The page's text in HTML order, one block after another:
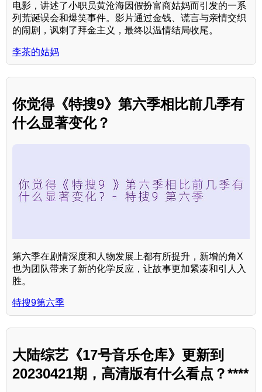
电影，讲述了小职员黄沧海因假扮富商姑妈而引发的一系
列荒诞误会和爆笑事件。影片通过金钱、谎言与亲情交织
的闹剧，讽刺了拜金主义，最终以温情结局收尾。
李茶的姑妈
你觉得《特搜9》第六季相比前几季有
什么显著变化？
第六季在剧情深度和人物发展上都有所提升，新增的角X
也为团队带来了新的化学反应，让故事更加紧凑和引人入
胜。
特搜9第六季
大陆综艺《17号音乐仓库》更新到
20230421期，高清版有什么看点？****